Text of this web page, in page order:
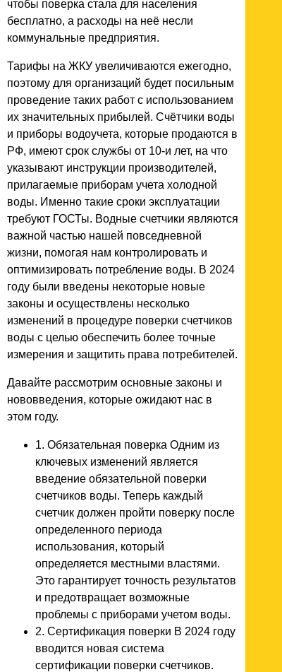
чтобы поверка стала для населения
бесплатно, а расходы на неё несли
коммунальные предприятия.
Тарифы на ЖКУ увеличиваются ежегодно,
поэтому для организаций будет посильным
проведение таких работ с использованием
их значительных прибылей. Счётчики воды
и приборы водоучета, которые продаются в
РФ, имеют срок службы от 10-и лет, на что
указывают инструкции производителей,
прилагаемые приборам учета холодной
воды. Именно такие сроки эксплуатации
требуют ГОСТы. Водные счетчики являются
важной частью нашей повседневной
жизни, помогая нам контролировать и
оптимизировать потребление воды. В 2024
году были введены некоторые новые
законы и осуществлены несколько
изменений в процедуре поверки счетчиков
воды с целью обеспечить более точные
измерения и защитить права потребителей.
Давайте рассмотрим основные законы и
нововведения, которые ожидают нас в
этом году.
1. Обязательная поверка Одним из
ключевых изменений является
введение обязательной поверки
счетчиков воды. Теперь каждый
счетчик должен пройти поверку после
определенного периода
использования, который
определяется местными властями.
Это гарантирует точность результатов
и предотвращает возможные
проблемы с приборами учетом воды.
2. Сертификация поверки В 2024 году
вводится новая система
сертификации поверки счетчиков.